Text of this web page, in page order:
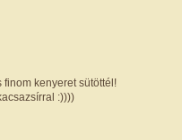
kenyeret sütöttél!
:))))